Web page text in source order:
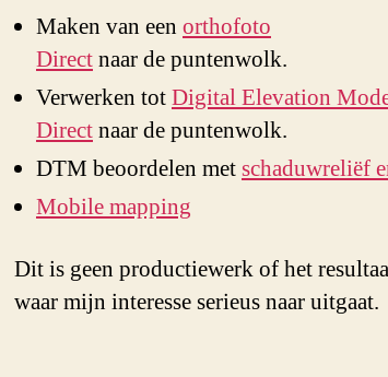
Maken van een orthofoto
Directnaar de puntenwolk.
Verwerken totDigital Elevation
Directnaar de puntenwolk.
DTM beoordelen metschaduwreliëf
Mobile mapping
Dit is geen productiewerk of het
waar mijn interesse serieus naar uitgaat.